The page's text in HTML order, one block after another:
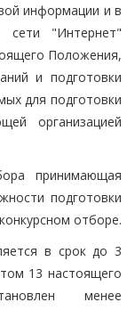
информации и в
сети "Интернет"
Положения,
и подготовки
для подготовки
организацией
принимающая
подготовки
отборе.
в срок до 3
13 настоящего
менее